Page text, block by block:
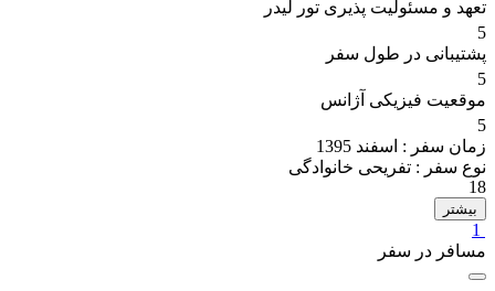
تعهد و مسئولیت پذیری تور لیدر
5
پشتیبانی در طول سفر
5
موقعیت فیزیکی آژانس
5
زمان سفر : اسفند 1395
نوع سفر : تفریحی خانوادگی
18
بیشتر
1
مسافر در سفر